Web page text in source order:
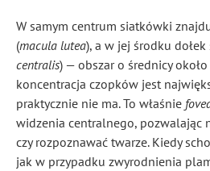
W samym centrum siatkówki
(macula lutea), a w jej środku
centralis) — obszar o średnicy
koncentracja czopków jest
praktycznie nie ma. To właśnie
widzenia centralnego, pozwalając
czy rozpoznawać twarze. Kiedy
jak w przypadku zwyrodnienia